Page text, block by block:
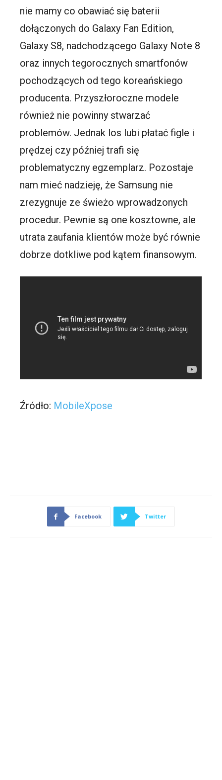
nie mamy co obawiać się baterii
dołączonych do Galaxy Fan Edition,
Galaxy S8, nadchodzącego Galaxy Note 8
oraz innych tegorocznych smartfonów
pochodzących od tego koreańskiego
producenta. Przyszłoroczne modele
również nie powinny stwarzać
problemów. Jednak los lubi płatać figle i
prędzej czy później trafi się
problematyczny egzemplarz. Pozostaje
nam mieć nadzieję, że Samsung nie
zrezygnuje ze świeżo wprowadzonych
procedur. Pewnie są one kosztowne, ale
utrata zaufania klientów może być równie
dobrze dotkliwe pod kątem finansowym.
Źródło: MobileXpose
Facebook Twitter